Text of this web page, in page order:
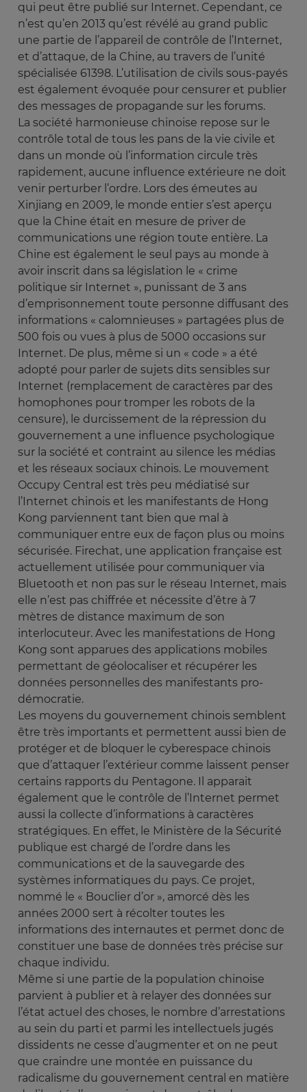
qui peut être publié sur Internet. Cependant, ce
n’est qu’en 2013 qu’est révélé au grand public
une partie de l’appareil de contrôle de l’Internet,
et d’attaque, de la Chine, au travers de l’unité
spécialisée 61398. L’utilisation de civils sous-payés
est également évoquée pour censurer et publier
des messages de propagande sur les forums.
La société harmonieuse chinoise repose sur le
contrôle total de tous les pans de la vie civile et
dans un monde où l’information circule très
rapidement, aucune influence extérieure ne doit
venir perturber l’ordre. Lors des émeutes au
Xinjiang en 2009, le monde entier s’est aperçu
que la Chine était en mesure de priver de
communications une région toute entière. La
Chine est également le seul pays au monde à
avoir inscrit dans sa législation le « crime
politique sir Internet », punissant de 3 ans
d’emprisonnement toute personne diffusant des
informations « calomnieuses » partagées plus de
500 fois ou vues à plus de 5000 occasions sur
Internet. De plus, même si un « code » a été
adopté pour parler de sujets dits sensibles sur
Internet (remplacement de caractères par des
homophones pour tromper les robots de la
censure), le durcissement de la répression du
gouvernement a une influence psychologique
sur la société et contraint au silence les médias
et les réseaux sociaux chinois. Le mouvement
Occupy Central est très peu médiatisé sur
l’Internet chinois et les manifestants de Hong
Kong parviennent tant bien que mal à
communiquer entre eux de façon plus ou moins
sécurisée. Firechat, une application française est
actuellement utilisée pour communiquer via
Bluetooth et non pas sur le réseau Internet, mais
elle n’est pas chiffrée et nécessite d’être à 7
mètres de distance maximum de son
interlocuteur. Avec les manifestations de Hong
Kong sont apparues des applications mobiles
permettant de géolocaliser et récupérer les
données personnelles des manifestants pro-
démocratie.
Les moyens du gouvernement chinois semblent
être très importants et permettent aussi bien de
protéger et de bloquer le cyberespace chinois
que d’attaquer l’extérieur comme laissent penser
certains rapports du Pentagone. Il apparait
également que le contrôle de l’Internet permet
aussi la collecte d’informations à caractères
stratégiques. En effet, le Ministère de la Sécurité
publique est chargé de l’ordre dans les
communications et de la sauvegarde des
systèmes informatiques du pays. Ce projet,
nommé le « Bouclier d’or », amorcé dès les
années 2000 sert à récolter toutes les
informations des internautes et permet donc de
constituer une base de données très précise sur
chaque individu.
Même si une partie de la population chinoise
parvient à publier et à relayer des données sur
l’état actuel des choses, le nombre d’arrestations
au sein du parti et parmi les intellectuels jugés
dissidents ne cesse d’augmenter et on ne peut
que craindre une montée en puissance du
radicalisme du gouvernement central en matière